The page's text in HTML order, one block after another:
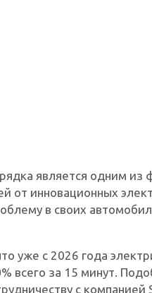
является одним из
от инновационных
в своих
уже с 2026 года
всего за 15 минут.
с